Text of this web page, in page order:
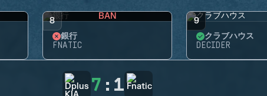
8 BAN
銀行
FNATIC
9
クラブハウス
DECIDER
7 : 1